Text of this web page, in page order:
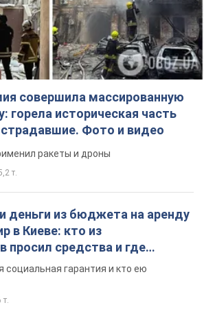
совершила массированную
горела историческая часть
Фото и видео
ракеты и дроны
т.
деньги из бюджета на аренду
в Киеве: кто из
просил средства и где
социальная гарантия и кто ею
т.